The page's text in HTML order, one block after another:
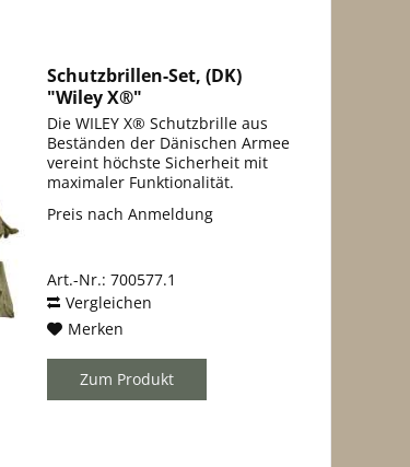
Schutzbrillen-Set, (DK)
"Wiley X®"
Die WILEY X® Schutzbrille aus
Beständen der Dänischen Armee
vereint höchste Sicherheit mit
maximaler Funktionalität.
Einsatz, überzeugt sie durch ihre
Preis nach Anmeldung
Art.-Nr.: 700577.1
Vergleichen
Merken
Zum Produkt